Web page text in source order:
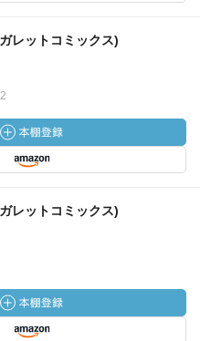
レットコミックス)
レットコミックス)